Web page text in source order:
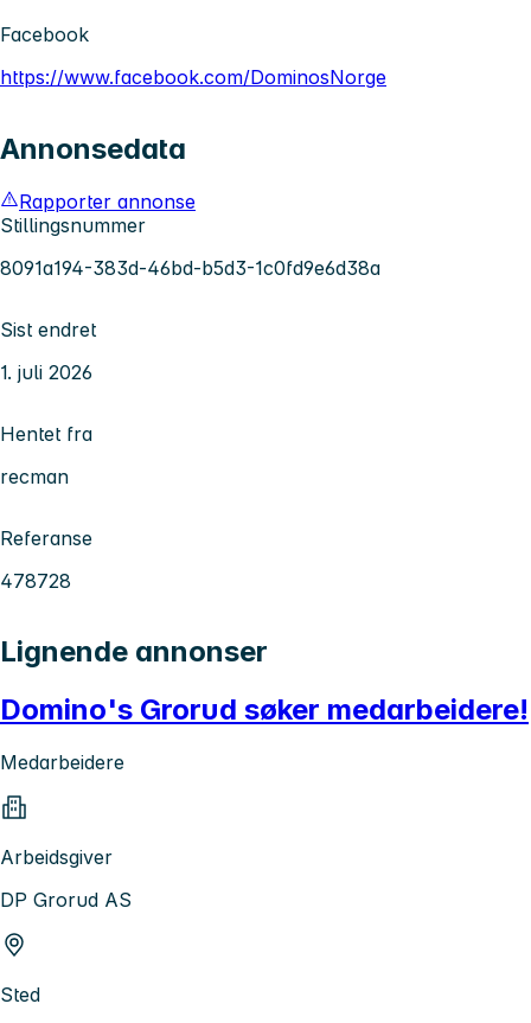
Facebook
https://www.facebook.com/DominosNorge
Annonsedata
Rapporter annonse
Stillingsnummer
8091a194-383d-46bd-b5d3-1c0fd9e6d38a
Sist endret
1. juli 2026
Hentet fra
recman
Referanse
478728
Lignende annonser
Domino's Grorud søker medarbeidere!
Medarbeidere
Arbeidsgiver
DP Grorud AS
Sted